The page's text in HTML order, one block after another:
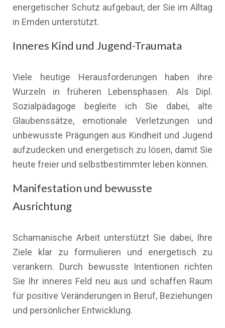
energetischer Schutz aufgebaut, der Sie im Alltag
in Emden unterstützt.
Inneres Kind und Jugend-Traumata
Viele heutige Herausforderungen haben ihre
Wurzeln in früheren Lebensphasen. Als Dipl.
Sozialpädagoge begleite ich Sie dabei, alte
Glaubenssätze, emotionale Verletzungen und
unbewusste Prägungen aus Kindheit und Jugend
aufzudecken und energetisch zu lösen, damit Sie
heute freier und selbstbestimmter leben können.
Manifestation und bewusste
Ausrichtung
Schamanische Arbeit unterstützt Sie dabei, Ihre
Ziele klar zu formulieren und energetisch zu
verankern. Durch bewusste Intentionen richten
Sie Ihr inneres Feld neu aus und schaffen Raum
für positive Veränderungen in Beruf, Beziehungen
und persönlicher Entwicklung.